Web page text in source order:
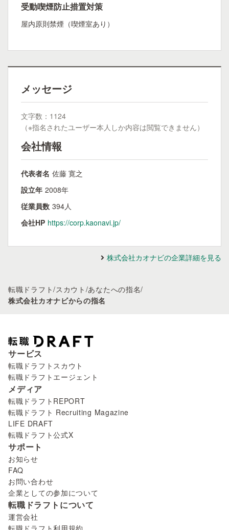
受動喫煙防止措置対策
屋内原則禁煙（喫煙室あり）
メッセージ
文字数：1124
（※指名されたユーザー本人しか内容は閲覧できません）
会社情報
代表者名 佐藤 寛之
設立年 2008年
従業員数 394人
会社HP https://corp.kaonavi.jp/
株式会社カオナビの企業詳細を見る
転職ドラフト/スカウト /あなたへの指名/
株式会社カオナビからの指名
サービス
転職ドラフトスカウト
転職ドラフトエージェント
メディア
転職ドラフトREPORT
転職ドラフト Recruiting Magazine
LIFE DRAFT
転職ドラフト公式X
サポート
お知らせ
FAQ
お問い合わせ
企業としての参加について
転職ドラフトについて
運営会社